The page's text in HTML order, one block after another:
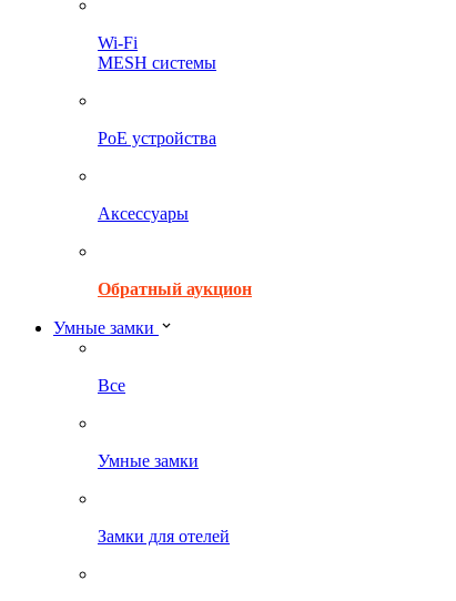
Wi-Fi
MESH системы
PoE устройства
Аксессуары
Обратный аукцион
Умные замки
Все
Умные замки
Замки для отелей